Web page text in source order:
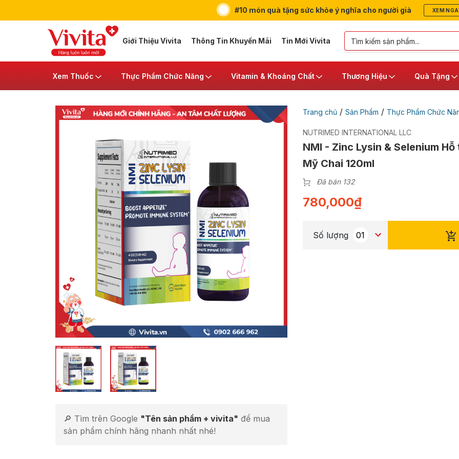
#10 món quà tặng sức khỏe ý nghĩa cho người già XEM
Giới Thiệu Vivita Thông Tin Khuyến Mãi Tin Mới Vivita
Xem Thuốc Thực Phẩm Chức Năng Vitamin & Khoáng Chất Thương Hiệu Quà Tặng
🔎 Tìm trên Google "Tên sản phẩm + vivita" để mua
sản phẩm chính hãng nhanh nhất nhé!
Trang chủ/ Sản Phẩm / Thực Phẩm Chức
NUTRIMED INTERNATIONAL LLC
NMI - Zinc Lysin & Selenium
Mỹ Chai 120ml
Đã bán 132
780,000₫
Số lượng